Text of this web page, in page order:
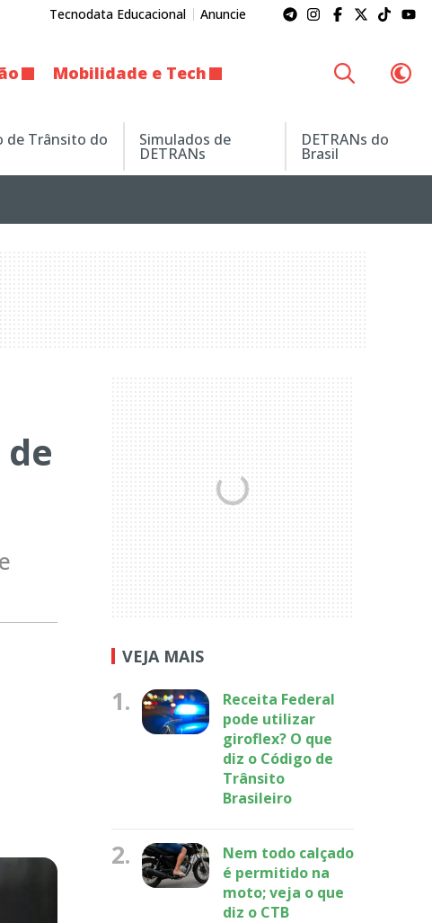
Tecnodata Educacional Anuncie
Mobilidade e Tech
de Trânsito do Simulados de
DETRANs
DETRANs do
Brasil
VEJA MAIS
1.
Receita Federal
pode utilizar
giroflex? O que
diz o Código de
Trânsito
Brasileiro
2.
Nem todo calçado
é permitido na
moto; veja o que
diz o CTB